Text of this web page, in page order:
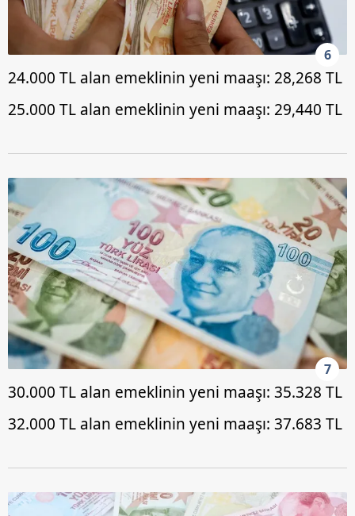
6
24.000 TL alan emeklinin yeni maaşı: 28,268 TL
25.000 TL alan emeklinin yeni maaşı: 29,440 TL
7
30.000 TL alan emeklinin yeni maaşı: 35.328 TL
32.000 TL alan emeklinin yeni maaşı: 37.683 TL